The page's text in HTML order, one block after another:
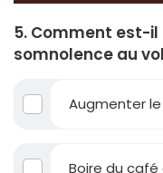
5. Comment est-
somnolence au
Augmenter
Boire du